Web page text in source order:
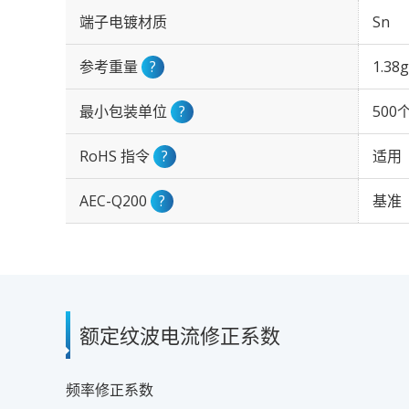
端子电镀材质 Sn
参考重量 ? 1.38g
最小包装单位 ? 500
RoHS 指令 ? 适用
AEC-Q200 ? 基准
额定纹波电流修正系数
频率修正系数